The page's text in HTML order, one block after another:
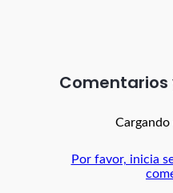
Comentarios
Por favor, inicia